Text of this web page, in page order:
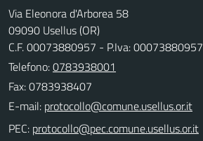
Via Eleonora d'Arborea 58
09090 Usellus (OR)
C.F. 00073880957 - P.Iva: 00073880957
Telefono:0783938001
Fax: 0783938407
E-mail:
PEC: